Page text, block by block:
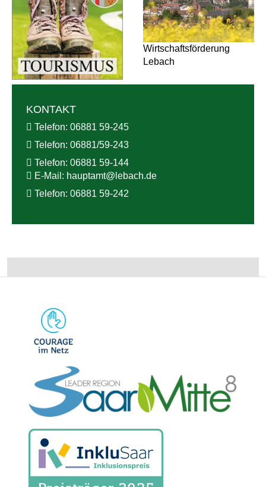
Wirtschaftsförderung
Lebach
KONTAKT
Telefon: 06881 59-245
Telefon: 06881/59-243
Telefon: 06881 59-144
E-Mail: hauptamt@ lebach.de
Telefon: 06881 59-242